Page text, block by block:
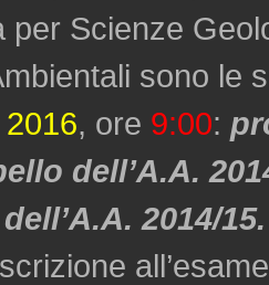
per Scienze
sono le
, ore 9:00:
dell’A.A.
2014/15.